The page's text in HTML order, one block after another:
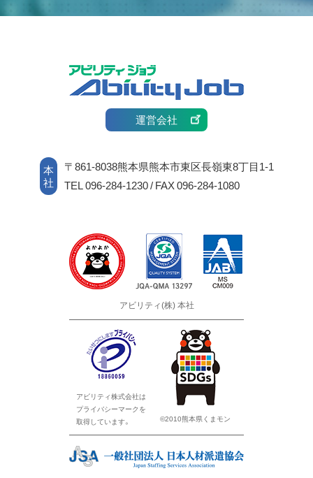
運営会社
本
社
〒861-8038熊本県熊本市東区長嶺東8丁目1-1
TEL 096-284-1230 / FAX 096-284-1080
アビリティ(株) 本社
アビリティ株式会社は
プライバシーマークを
取得しています。
©2010熊本県くまモン